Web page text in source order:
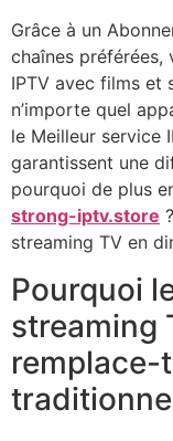
Grâce à un
chaînes
IPTV avec films et
n’importe quel
le Meilleur service
garantissent une
pourquoi de plus
strong-iptv.store
streaming TV en
Pourquoi
streaming
remplace-